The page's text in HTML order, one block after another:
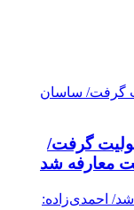
گرفت/
معارفه شد